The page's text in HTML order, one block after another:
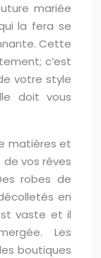
mariée
la fera se
Cette
c’est
votre style
doit vous
matières et
vos rêves
robes de
en
vaste et il
Les
boutiques